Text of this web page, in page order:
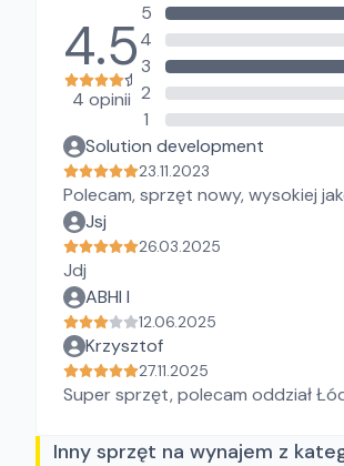
4.5
4 opinii
5
4
3
2
1
Solution development
23.11.2023
Polecam, sprzęt nowy, wysokiej
Jsj
26.03.2025
Jdj
ABHI I
12.06.2025
Krzysztof
27.11.2025
Super sprzęt, polecam oddział
Inny sprzęt na wynajem z